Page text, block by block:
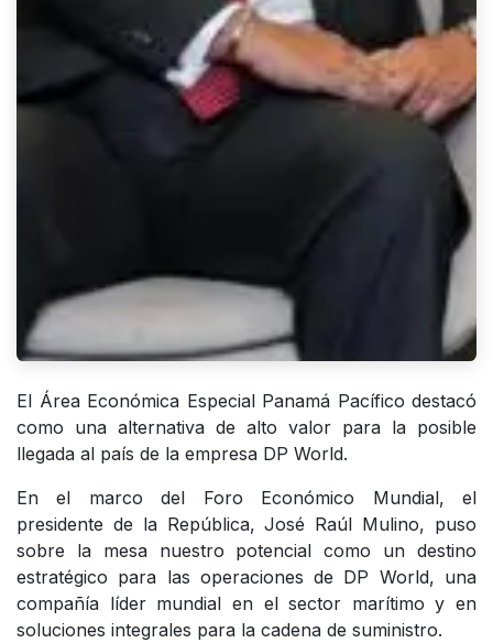
El Área Económica Especial Panamá Pacífico destacó
como una alternativa de alto valor para la posible
llegada al país de la empresa DP World.
En el marco del Foro Económico Mundial, el
presidente de la República, José Raúl Mulino, puso
sobre la mesa nuestro potencial como un destino
estratégico para las operaciones de DP World, una
compañía líder mundial en el sector marítimo y en
soluciones integrales para la cadena de suministro.